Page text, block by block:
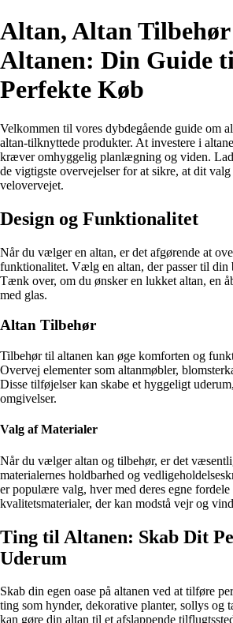
Altan, Altan
Altanen: Din Guide
Perfekte Køb
Velkommen til vores dybdegående guide om
altan-tilknyttede produkter. At investere i
kræver omhyggelig planlægning og viden.
de vigtigste overvejelser for at sikre, at dit
velovervejet.
Design og Funktionalitet
Når du vælger en altan, er det afgørende at
funktionalitet. Vælg en altan, der passer til din
Tænk over, om du ønsker en lukket altan, en
med glas.
Altan Tilbehør
Tilbehør til altanen kan øge komforten og
Overvej elementer som altanmøbler,
Disse tilføjelser kan skabe et hyggeligt
omgivelser.
Valg af Materialer
Når du vælger altan og tilbehør, er det
materialernes holdbarhed og
er populære valg, hver med deres egne
kvalitetsmaterialer, der kan modstå vejr og
Ting til Altanen: Skab Dit
Uderum
Skab din egen oase på altanen ved at tilføre
ting som hynder, dekorative planter, sollys og
kan gøre din altan til et afslappende